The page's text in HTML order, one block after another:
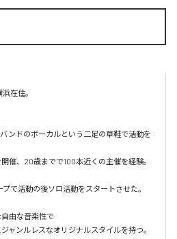
在住。
ンドのボーカルという二足の草鞋で活動を
催、20歳までで100本近くの主催を経験。
で活動の後ソロ活動をスタートさせた。
由な音楽性で
ャンルレスなオリジナルスタイルを持つ。